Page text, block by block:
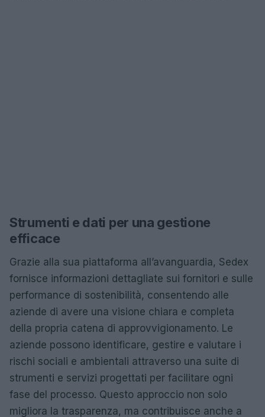
Strumenti e dati per una gestione
efficace
Grazie alla sua piattaforma all’avanguardia, Sedex
fornisce informazioni dettagliate sui fornitori e sulle
performance di sostenibilità, consentendo alle
aziende di avere una visione chiara e completa
della propria catena di approvvigionamento. Le
aziende possono identificare, gestire e valutare i
rischi sociali e ambientali attraverso una suite di
strumenti e servizi progettati per facilitare ogni
fase del processo. Questo approccio non solo
migliora la trasparenza, ma contribuisce anche a